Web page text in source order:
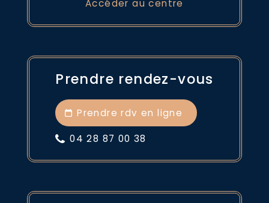
Accéder au centre
Prendre rendez-vous
Prendre rdv en ligne
04 28 87 00 38